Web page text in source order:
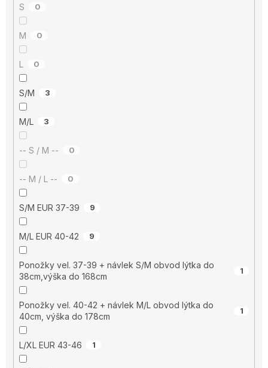
S 0
M 0
L 0
S/M 3
M/L 3
-- S / M -- 0
-- M / L -- 0
S/M EUR 37-39 9
M/L EUR 40-42 9
Ponožky vel. 37-39 + návlek S/M obvod lýtka do
38cm,výška do 168cm
1
Ponožky vel. 40-42 + návlek M/L obvod lýtka do
40cm, výška do 178cm
1
L/XL EUR 43-46 1